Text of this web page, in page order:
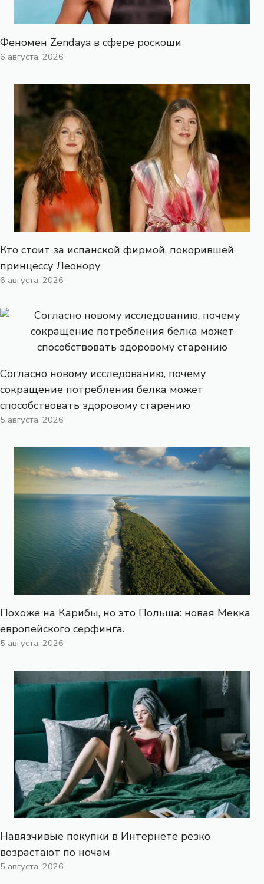
Феномен Zendaya в сфере роскоши
6 августа, 2026
Кто стоит за испанской фирмой, покорившей
принцессу Леонору
6 августа, 2026
Согласно новому исследованию, почему
сокращение потребления белка может
способствовать здоровому старению
5 августа, 2026
Похоже на Карибы, но это Польша: новая Мекка
европейского серфинга.
5 августа, 2026
Навязчивые покупки в Интернете резко
возрастают по ночам
5 августа, 2026